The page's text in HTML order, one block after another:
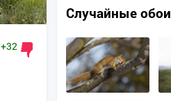
+32
Случайные обои